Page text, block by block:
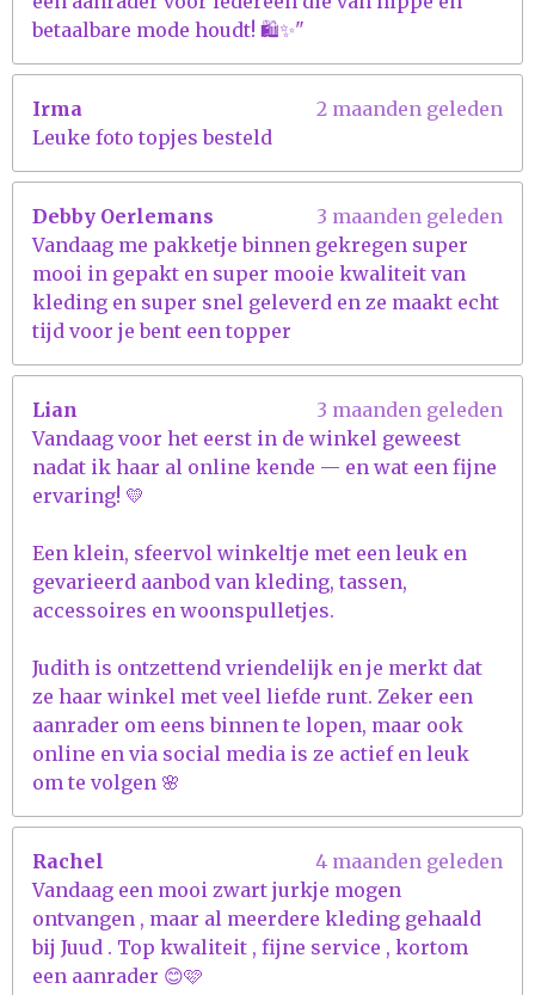
betaalbare mode houdt! 🛍️✨"
Irma
2 maanden geleden
Leuke foto topjes besteld
Debby Oerlemans
3 maanden geleden
Vandaag me pakketje binnen gekregen super
mooi in gepakt en super mooie kwaliteit van
kleding en super snel geleverd en ze maakt echt
tijd voor je bent een topper
Lian
3 maanden geleden
Vandaag voor het eerst in de winkel geweest
nadat ik haar al online kende — en wat een fijne
ervaring! 💛
Een klein, sfeervol winkeltje met een leuk en
gevarieerd aanbod van kleding, tassen,
accessoires en woonspulletjes.
Judith is ontzettend vriendelijk en je merkt dat
ze haar winkel met veel liefde runt. Zeker een
aanrader om eens binnen te lopen, maar ook
online en via social media is ze actief en leuk
om te volgen 🌸
Rachel
4 maanden geleden
Vandaag een mooi zwart jurkje mogen
ontvangen , maar al meerdere kleding gehaald
bij Juud . Top kwaliteit , fijne service , kortom
een aanrader 😊🩷